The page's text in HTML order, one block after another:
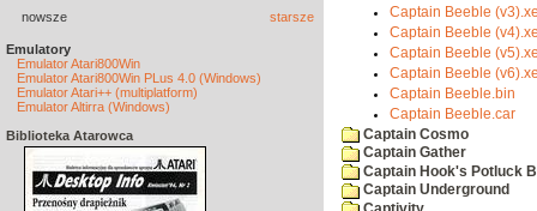
nowsze starsze
Emulatory
Emulator Atari800Win
Emulator Atari800Win PLus 4.0 (Windows)
Emulator Atari++ (multiplatform)
Emulator Altirra (Windows)
Biblioteka Atarowca
Captain Beeble
Captain Beeble
Captain Beeble
Captain Beeble
Captain Beeble.bin
Captain Beeble.car
Captain Cosmo
Captain Gather
Captain Hook's Potluck
Captain Underground
Captivity